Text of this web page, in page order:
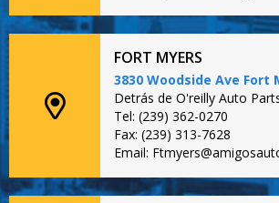
FORT MYERS
3830 Woodside Ave Fort
Detrás de O'reilly Auto
Tel: (239) 362-0270
Fax: (239) 313-7628
Email: